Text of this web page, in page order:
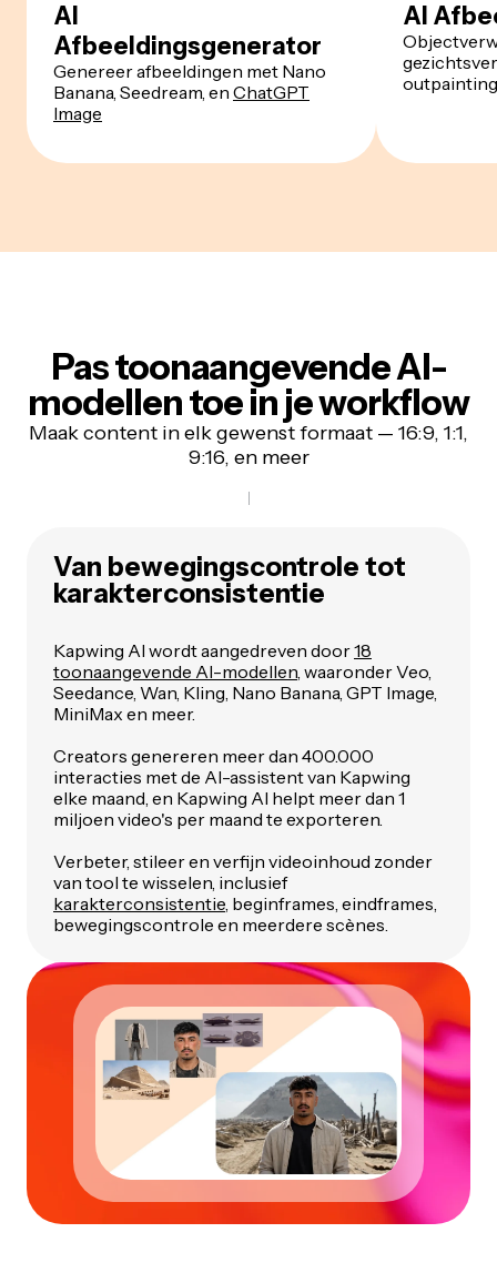
AI
Afbeeldingsgenerator
Genereer afbeeldingen met Nano
Banana, Seedream, en ChatGPT
Image
AI
Pas toonaangevende AI-
modellen toe in je workflow
Maak content in elk gewenst formaat — 16:9, 1:1,
9:16, en meer
Van bewegingscontrole tot
karakterconsistentie
Kapwing AI wordt aangedreven door18
toonaangevende AI-modellen, waaronder Veo,
Seedance, Wan, Kling, Nano Banana, GPT Image,
MiniMax en meer.
Creators genereren meer dan 400.000
interacties met de AI-assistent van Kapwing
elke maand, en Kapwing AI helpt meer dan 1
miljoen video's per maand te exporteren.
Verbeter, stileer en verfijn videoinhoud zonder
van tool te wisselen, inclusief
karakterconsistentie, beginframes, eindframes,
bewegingscontrole en meerdere scènes.